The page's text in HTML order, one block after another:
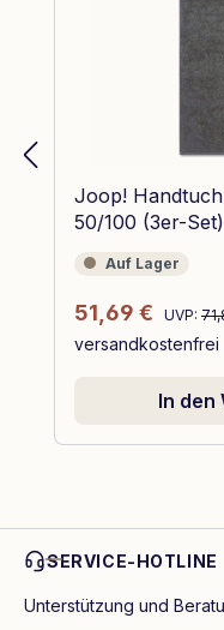
Joop!
50/100 (3er-
Auf Lager
Auf Lager
Verkaufspreis:
51,69 € UVP:
versandkostenfrei
In den
SERVICE-HOTLINE
Unterstützung und